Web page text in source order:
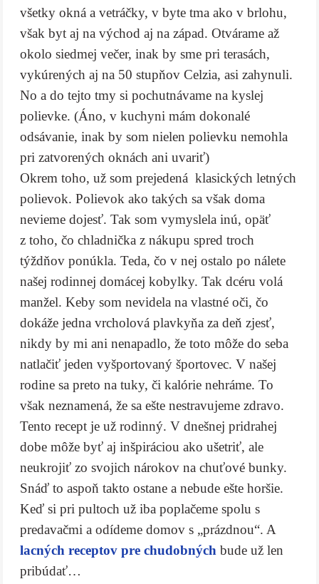
všetky okná a vetráčky, v byte tma ako v brlohu,
však byt aj na východ aj na západ. Otvárame až
okolo siedmej večer, inak by sme pri terasách,
vykúrených aj na 50 stupňov Celzia, asi zahynuli.
No a do tejto tmy si pochutnávame na kyslej
polievke. (Áno, v kuchyni mám dokonalé
odsávanie, inak by som nielen polievku nemohla
pri zatvorených oknách ani uvariť)
Okrem toho, už som prejedená klasických letných
polievok. Polievok ako takých sa však doma
nevieme dojesť. Tak som vymyslela inú, opäť
z toho, čo chladnička z nákupu spred troch
týždňov ponúkla. Teda, čo v nej ostalo po nálete
našej rodinnej domácej kobylky. Tak dcéru volá
manžel. Keby som nevidela na vlastné oči, čo
dokáže jedna vrcholová plavkyňa za deň zjesť,
nikdy by mi ani nenapadlo, že toto môže do seba
natlačiť jeden vyšportovaný športovec. V našej
rodine sa preto na tuky, či kalórie nehráme. To
však neznamená, že sa ešte nestravujeme zdravo.
Tento recept je už rodinný. V dnešnej pridrahej
dobe môže byť aj inšpiráciou ako ušetriť, ale
neukrojiť zo svojich nárokov na chuťové bunky.
Snáď to aspoň takto ostane a nebude ešte horšie.
Keď si pri pultoch už iba poplačeme spolu s
predavačmi a odídeme domov s „prázdnou“. A
lacných receptov pre chudobných bude už len
pribúdať…